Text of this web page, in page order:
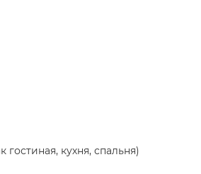
кухня, спальня)